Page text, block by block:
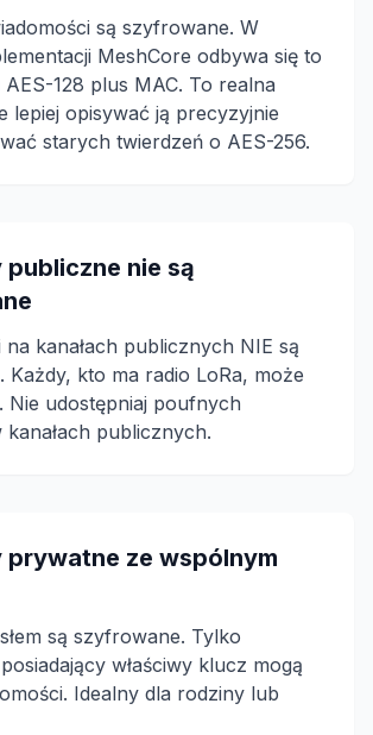
są szyfrowane. W
MeshCore odbywa się to
128 plus MAC. To realna
lepiej opisywać ją precyzyjnie
starych twierdzeń o AES-256.
publiczne nie są
na kanałach publicznych NIE są
Każdy, kto ma radio LoRa, może
Nie udostępniaj poufnych
publicznych.
prywatne ze wspólnym
są szyfrowane. Tylko
właściwy klucz mogą
Idealny dla rodziny lub